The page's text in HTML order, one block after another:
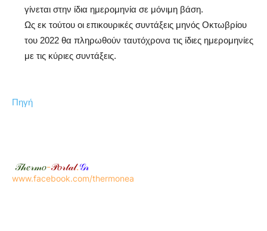
γίνεται στην ίδια ημερομηνία σε μόνιμη βάση.
Ως εκ τούτου οι επικουρικές συντάξεις μηνός Οκτωβρίου
του 2022 θα πληρωθούν ταυτόχρονα τις ίδιες ημερομηνίες
με τις κύριες συντάξεις.
Πηγή
𝒯𝒽𝑒𝓇𝓂𝑜-𝒫𝑜𝓇𝓉𝒶𝓁.𝒢𝓇
www.facebook.com/thermonea